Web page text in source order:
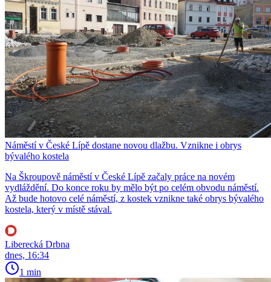
Náměstí v České Lípě dostane novou dlažbu. Vznikne i obrys
bývalého kostela
Na Škroupově náměstí v České Lípě začaly práce na novém
vydláždění. Do konce roku by mělo být po celém obvodu náměstí.
Až bude hotovo celé náměstí, z kostek vznikne také obrys bývalého
kostela, který v místě stával.
Liberecká Drbna
dnes, 16:34
1 min